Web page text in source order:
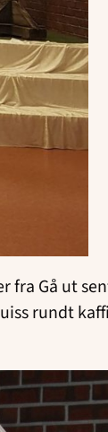
fra Gå ut
rundt